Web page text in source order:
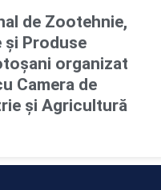
de Zootehnie,
și Produse
organizat
Camera de
şi Agricultură